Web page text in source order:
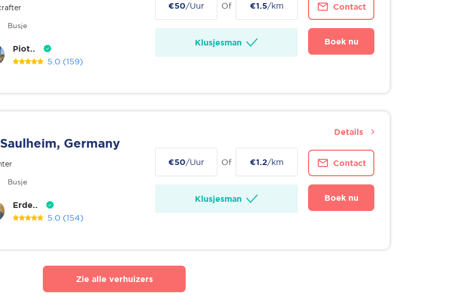
Busje
Piot..
5.0 (159)
€50/Uur Of €1.5/km
Klusjesman
Contact
Boek nu
Saulheim, Germany
Busje
Erde..
5.0 (154)
€50/Uur Of €1.2/km
Klusjesman
Contact
Boek nu
Details
Zie alle verhuizers